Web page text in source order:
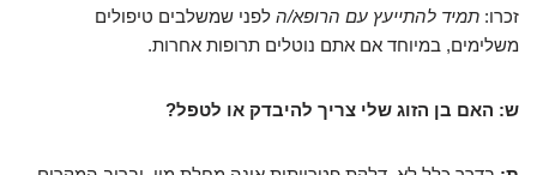
זכרו: תמיד להתייעץ עם הרופא/ה לפני שמשלבים טיפולים
משלימים, במיוחד אם אתם נוטלים תרופות אחרות.
ש: האם בן הזוג שלי צריך להיבדק או לטפל?